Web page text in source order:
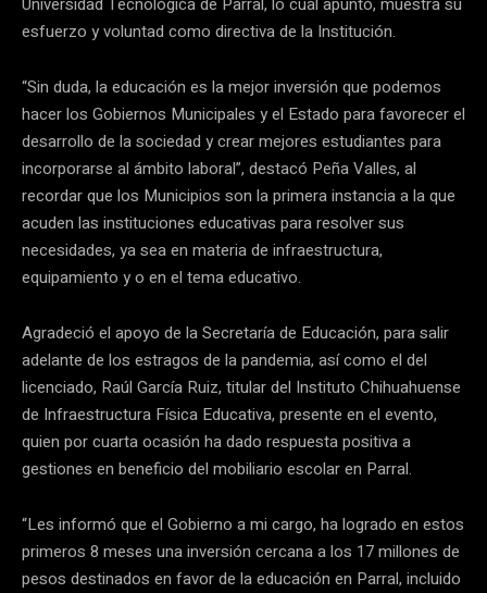
esfuerzo y voluntad como directiva de la Institución.
“Sin duda, la educación es la mejor inversión que podemos
hacer los Gobiernos Municipales y el Estado para favorecer el
desarrollo de la sociedad y crear mejores estudiantes para
incorporarse al ámbito laboral”, destacó Peña Valles, al
recordar que los Municipios son la primera instancia a la que
acuden las instituciones educativas para resolver sus
necesidades, ya sea en materia de infraestructura,
equipamiento y o en el tema educativo.
Agradeció el apoyo de la Secretaría de Educación, para salir
adelante de los estragos de la pandemia, así como el del
licenciado, Raúl García Ruiz, titular del Instituto Chihuahuense
de Infraestructura Física Educativa, presente en el evento,
quien por cuarta ocasión ha dado respuesta positiva a
gestiones en beneficio del mobiliario escolar en Parral.
“Les informó que el Gobierno a mi cargo, ha logrado en estos
primeros 8 meses una inversión cercana a los 17 millones de
pesos destinados en favor de la educación en Parral, incluido